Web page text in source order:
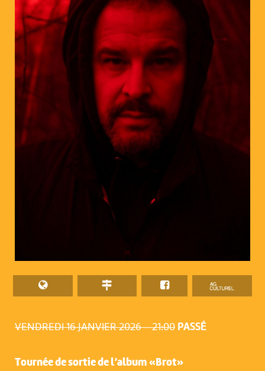
VENDREDI 16 JANVIER 2026 – 21:00 PASSÉ
Tournée de sortie de l’album «Brot»